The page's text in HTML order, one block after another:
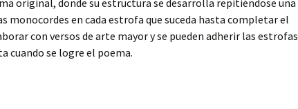
SIGLO XXI
FERNANDEZ –
MIEMBRO
CRISTHIAN EDGAR
MANSILLA TORREJÓN,
PREMIO ESPAÑOL…,
original, donde su estructura se desarrolla repitiéndose una
monocordes en cada estrofa que suceda hasta completar el
con versos de arte mayor y se pueden adherir las estrofas
cuando se logre el poema.